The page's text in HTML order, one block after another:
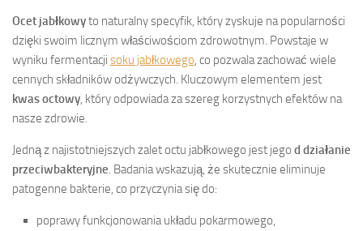
Ocet jabłkowyto naturalny specyfik, który zyskuje na popularności
dzięki swoim licznym właściwościom zdrowotnym. Powstaje w
wyniku fermentacji soku jabłkowego , co pozwala zachować wiele
cennych składników odżywczych. Kluczowym elementem jest
kwas octowy , który odpowiada za szereg korzystnych efektów na
nasze zdrowie.
Jedną z najistotniejszych zalet octu jabłkowego jest jego d działanie
przeciwbakteryjne . Badania wskazują, że skutecznie eliminuje
patogenne bakterie, co przyczynia się do:
poprawy funkcjonowania układu pokarmowego,